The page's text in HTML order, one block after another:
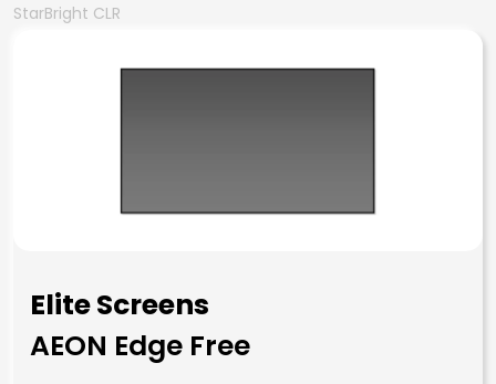
StarBright CLR
Elite Screens
AEON Edge Free